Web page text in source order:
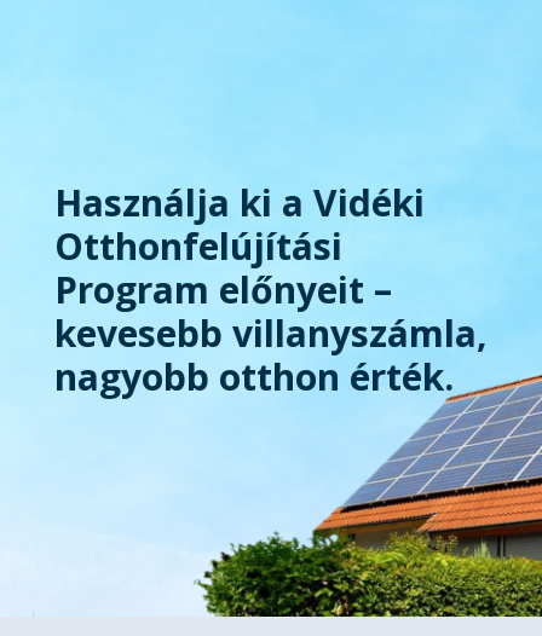
Használja ki a Vidéki
Otthonfelújítási
Program előnyeit –
kevesebb villanyszámla,
nagyobb otthon érték.